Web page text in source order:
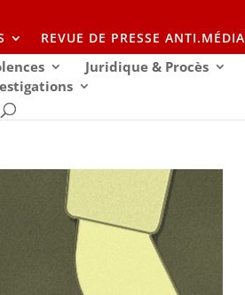
REVUE DE PRESSE ANTI.MÉDIA
Juridique & Procès